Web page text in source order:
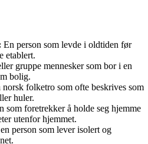
En person som levde i oldtiden før
etablert.
gruppe mennesker som bor i en
bolig.
folketro som ofte beskrives som
huler.
som foretrekker å holde seg hjemme
utenfor hjemmet.
person som lever isolert og